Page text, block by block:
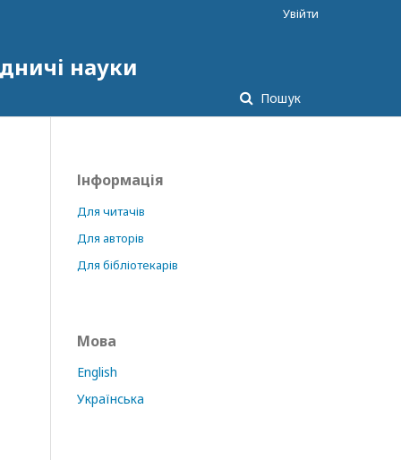
науки
Пошук
Увійти
Інформація
Для читачів
Для авторів
Для бібліотекарів
Мова
English
Українська